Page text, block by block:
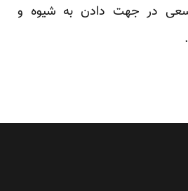
سعی در جهت دادن به شیوه و